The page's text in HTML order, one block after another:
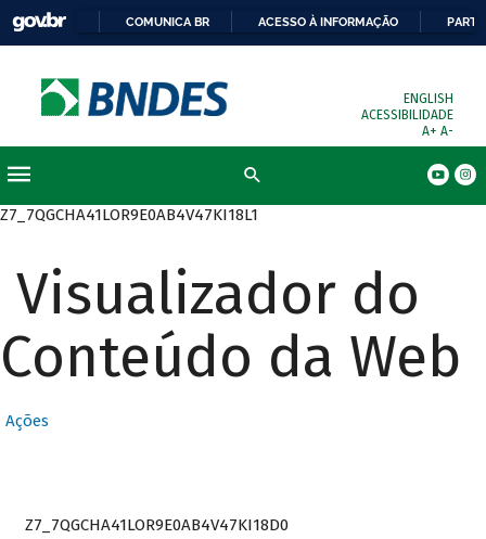
COMUNICA BR ACESSO À INFORMAÇÃO
ENGLISH
ACESSIBILIDADE
A+ A-
Z7_7QGCHA41LOR9E0AB4V47KI18L1
Visualizador do
Conteúdo da Web
Ações
Z7_7QGCHA41LOR9E0AB4V47KI18D0